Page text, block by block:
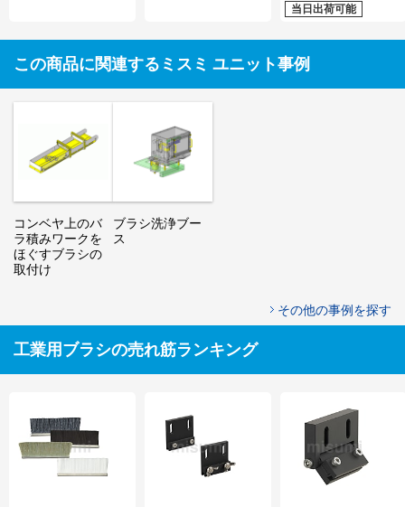
当日出荷可能
この商品に関連するミスミ ユニット事例
コンベヤ上のバ
ラ積みワークを
ほぐすブラシの
取付け
ブラシ洗浄ブー
ス
その他の事例を探す
工業用ブラシの売れ筋ランキング